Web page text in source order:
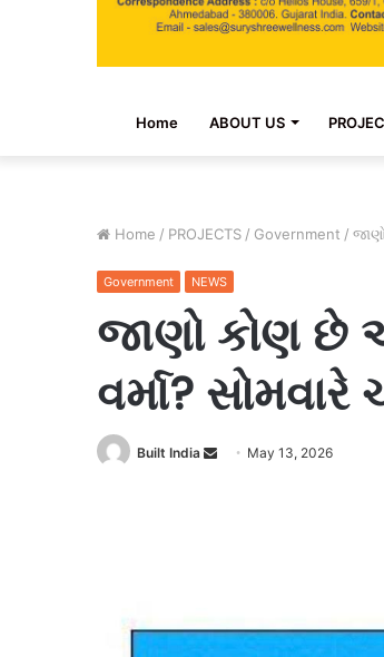
Home ABOUT US
Home / PROJECTS / Government /
Government NEWS
જાણો કોણ છે
વર્મા?
Built India
Send May 13, 2026